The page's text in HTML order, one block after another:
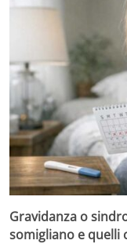
Gravidanza o
somigliano e quelli